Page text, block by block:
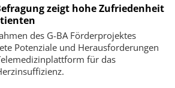
zeigt hohe Zufriedenheit
des G-BA Förderprojektes
Potenziale und Herausforderungen
für das